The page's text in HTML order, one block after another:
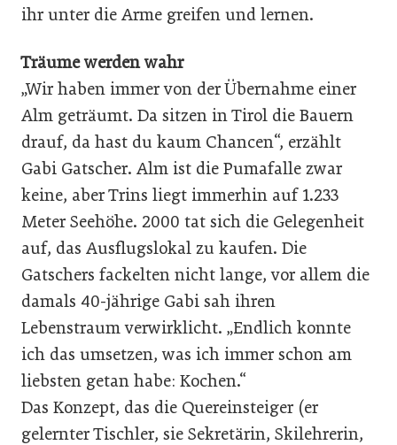
ihr unter die Arme greifen und lernen.
Träume werden wahr
„Wir haben immer von der Übernahme einer
Alm geträumt. Da sitzen in Tirol die Bauern
drauf, da hast du kaum Chancen“, erzählt
Gabi Gatscher. Alm ist die Pumafalle zwar
keine, aber Trins liegt immerhin auf 1.233
Meter Seehöhe. 2000 tat sich die Gelegenheit
auf, das Ausflugslokal zu kaufen. Die
Gatschers fackelten nicht lange, vor allem die
damals 40-jährige Gabi sah ihren
Lebenstraum verwirklicht. „Endlich konnte
ich das umsetzen, was ich immer schon am
liebsten getan habe: Kochen.“
Das Konzept, das die Quereinsteiger (er
gelernter Tischler, sie Sekretärin, Skilehrerin,